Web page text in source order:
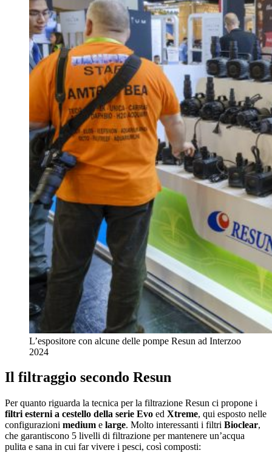
L’espositore con alcune delle pompe Resun ad Interzoo
2024
Il filtraggio secondo Resun
Per quanto riguarda la tecnica per la filtrazione Resun ci propone i
filtri esterni a cestello della serie Evo ed Xtreme, qui esposto nelle
configurazioni medium e large. Molto interessanti i filtri Bioclear,
che garantiscono 5 livelli di filtrazione per mantenere un’acqua
pulita e sana in cui far vivere i pesci, così composti: